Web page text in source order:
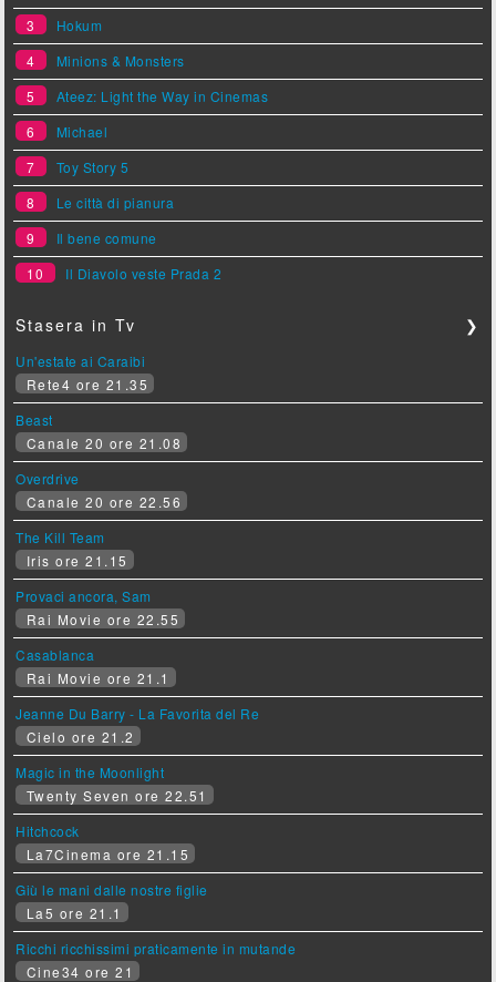
3
Hokum
4
Minions & Monsters
5
Ateez: Light the Way in Cinemas
6
Michael
7
Toy Story 5
8
Le città di pianura
9
Il bene comune
10
Il Diavolo veste Prada 2
Stasera in Tv ❯
Un'estate ai Caraibi
Rete4 ore 21.35
Beast
Canale 20 ore 21.08
Overdrive
Canale 20 ore 22.56
The Kill Team
Iris ore 21.15
Provaci ancora, Sam
Rai Movie ore 22.55
Casablanca
Rai Movie ore 21.1
Jeanne Du Barry - La Favorita del Re
Cielo ore 21.2
Magic in the Moonlight
Twenty Seven ore 22.51
Hitchcock
La7Cinema ore 21.15
Giù le mani dalle nostre figlie
La5 ore 21.1
Ricchi ricchissimi praticamente in mutande
Cine34 ore 21